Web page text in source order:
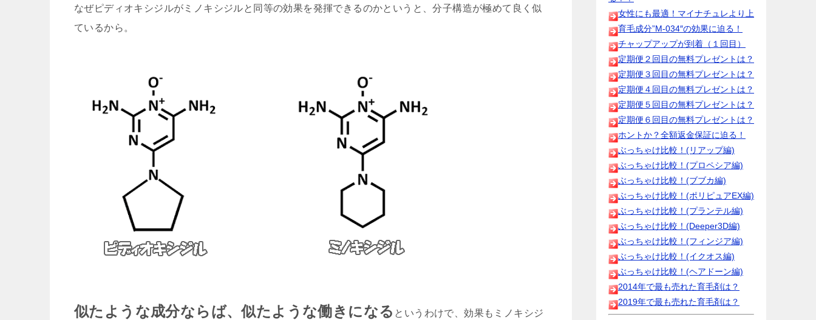
なぜピディオキシジルがミノキシジルと同等の効果を発揮できるのかというと、分子構造が極めて良く似
ているから。
似たような成分ならば、似たような働きになる というわけで、効果もミノキシジ
女性にも最適！マイナチュレより上
育毛成分”M-034″の効果に迫る！
チャップアップが到着（１回目）
定期便２回目の無料プレゼントは？
定期便３回目の無料プレゼントは？
定期便４回目の無料プレゼントは？
定期便５回目の無料プレゼントは？
定期便６回目の無料プレゼントは？
ホントか？全額返金保証に迫る！
ぶっちゃけ比較！(リアップ編)
ぶっちゃけ比較！(プロペシア編)
ぶっちゃけ比較！(ブブカ編)
ぶっちゃけ比較！(ポリピュアEX編)
ぶっちゃけ比較！(プランテル編)
ぶっちゃけ比較！(Deeper3D編)
ぶっちゃけ比較！(フィンジア編)
ぶっちゃけ比較！(イクオス編)
ぶっちゃけ比較！(ヘアドーン編)
2014年で最も売れた育毛剤は？
2019年で最も売れた育毛剤は？